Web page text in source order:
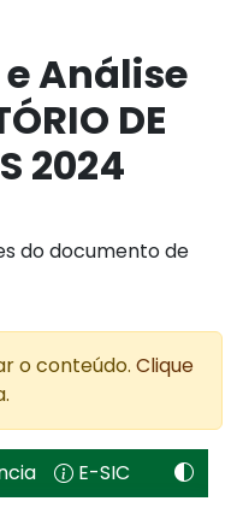
Análise
DE
2024
do documento de
o conteúdo. Clique